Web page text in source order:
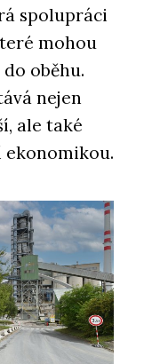
spolupráci
mohou
oběhu.
nejen
ale také
ekonomikou.